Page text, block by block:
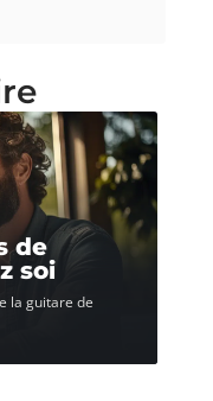
de
soi
la guitare de